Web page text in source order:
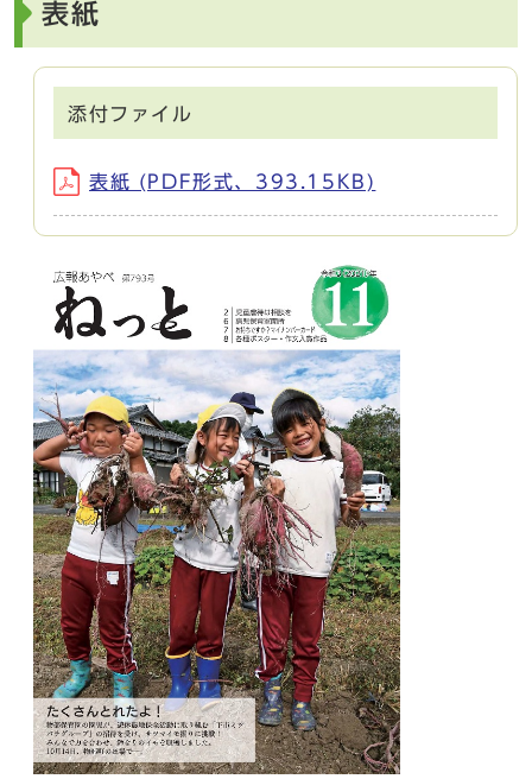
表紙
添付ファイル
表紙 (PDF形式、393.15KB)